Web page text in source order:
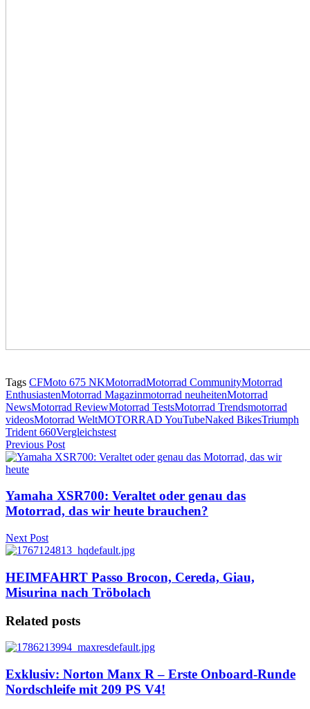
Tags CFMoto 675 NKMotorradMotorrad CommunityMotorrad
EnthusiastenMotorrad Magazinmotorrad neuheitenMotorrad
NewsMotorrad ReviewMotorrad TestsMotorrad Trendsmotorrad
videosMotorrad WeltMOTORRAD YouTubeNaked BikesTriumph
Trident 660Vergleichstest
Previous Post
Yamaha XSR700: Veraltet oder genau das
Motorrad, das wir heute brauchen?
Next Post
HEIMFAHRT Passo Brocon, Cereda, Giau,
Misurina nach Tröbolach
Related posts
Exklusiv: Norton Manx R – Erste Onboard-Runde
Nordschleife mit 209 PS V4!